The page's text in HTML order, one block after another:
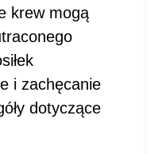
krew mogą
i zachęcanie
dotyczące